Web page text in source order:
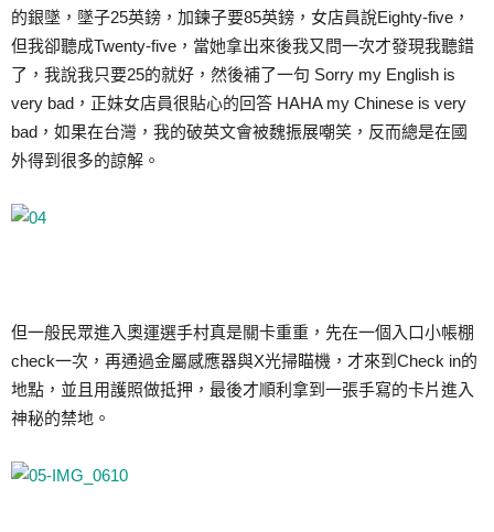
的銀墜，墜子25英鎊，加鍊子要85英鎊，女店員說Eighty-five，
但我卻聽成Twenty-five，當她拿出來後我又問一次才發現我聽錯
了，我說我只要25的就好，然後補了一句 Sorry my English is
very bad，正妹女店員很貼心的回答 HAHA my Chinese is very
bad，如果在台灣，我的破英文會被魏振展嘲笑，反而總是在國
外得到很多的諒解。
但一般民眾進入奧運選手村真是關卡重重，先在一個入口小帳棚
check一次，再通過金屬感應器與X光掃瞄機，才來到Check in的
地點，並且用護照做抵押，最後才順利拿到一張手寫的卡片進入
神秘的禁地。